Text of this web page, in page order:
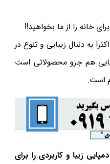
خانه را از ما بخواهید!!
به دنبال زیبایی و تنوع در
هم جزو محصولاتی است
است.
زیبا و کاربردی را برای